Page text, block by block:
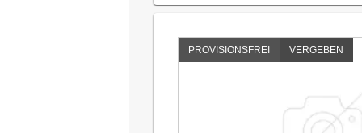
PROVISIONSFREI VERGEBEN